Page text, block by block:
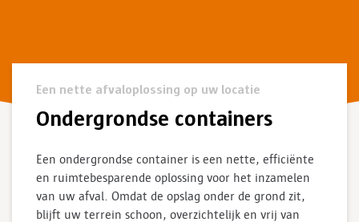
Een nette afvaloplossing op uw locatie
Ondergrondse containers
Een ondergrondse container is een nette, efficiënte
en ruimtebesparende oplossing voor het inzamelen
van uw afval. Omdat de opslag onder de grond zit,
blijft uw terrein schoon, overzichtelijk en vrij van